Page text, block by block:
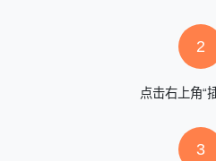
2
点击右上角“
3